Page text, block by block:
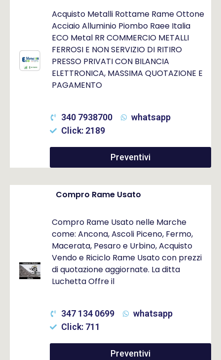
Acquisto Metalli Rottame Rame Ottone
Acciaio Alluminio Piombo Raee Italia
ECO Metal RR COMMERCIO METALLI
FERROSI E NON SERVIZIO DI RITIRO
PRESSO PRIVATI CON BILANCIA
ELETTRONICA, MASSIMA QUOTAZIONE E
PAGAMENTO
340 7938700
whatsapp
Click: 2189
Preventivi
Compro Rame Usato
Compro Rame Usato nelle Marche
come: Ancona, Ascoli Piceno, Fermo,
Macerata, Pesaro e Urbino, Acquisto
Vendo e Riciclo Rame Usato con prezzi
di quotazione aggiornate. La ditta
Luchetta Offre il
347 134 0699
whatsapp
Click: 711
Preventivi